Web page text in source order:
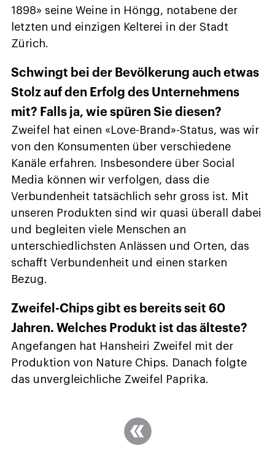
1898» seine Weine in Höngg, notabene der
letzten und einzigen Kelterei in der Stadt
Zürich.
Schwingt bei der Bevölkerung auch etwas
Stolz auf den Erfolg des Unternehmens
mit? Falls ja, wie spüren Sie diesen?
Zweifel hat einen «Love-Brand»-Status, was wir
von den Konsumenten über verschiedene
Kanäle erfahren. Insbesondere über Social
Media können wir verfolgen, dass die
Verbundenheit tatsächlich sehr gross ist. Mit
unseren Produkten sind wir quasi überall dabei
und begleiten viele Menschen an
unterschiedlichsten Anlässen und Orten, das
schafft Verbundenheit und einen starken
Bezug.
Zweifel-Chips gibt es bereits seit 60
Jahren. Welches Produkt ist das älteste?
Angefangen hat Hansheiri Zweifel mit der
Produktion von Nature Chips. Danach folgte
das unvergleichliche Zweifel Paprika.